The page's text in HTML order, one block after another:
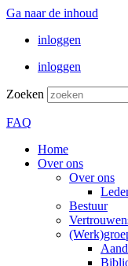
Ga naar de inhoud
inloggen
inloggen
Zoeken
FAQ
Home
Over ons
Over ons
Bestuur